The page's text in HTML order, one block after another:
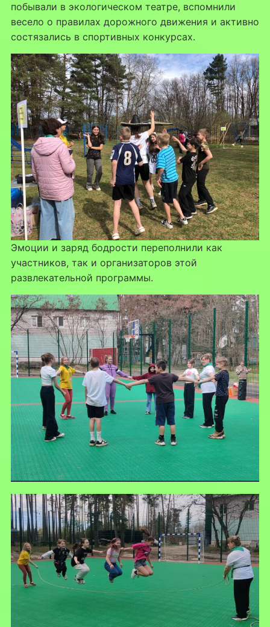
побывали в экологическом театре, вспомнили
весело о правилах дорожного движения и активно
состязались в спортивных конкурсах.
Эмоции и заряд бодрости переполнили как
участников, так и организаторов этой
развлекательной программы.